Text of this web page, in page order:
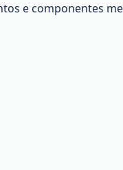
e componentes